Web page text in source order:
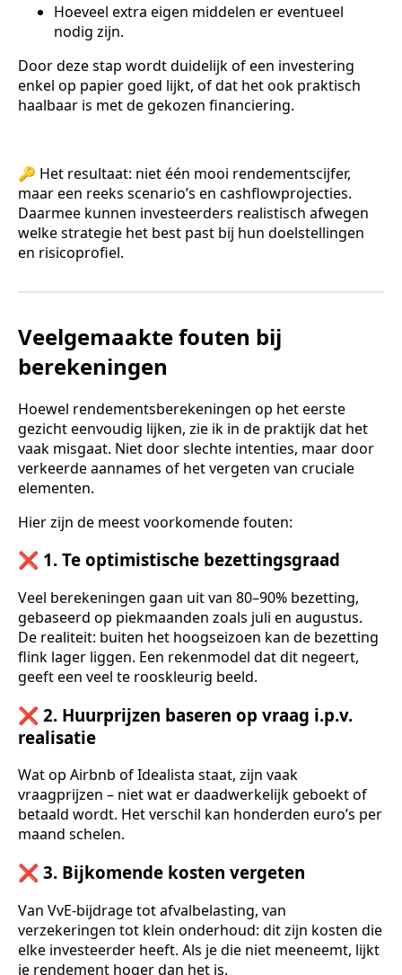
Hoeveel extra eigen middelen er eventueel
nodig zijn.
Door deze stap wordt duidelijk of een investering
enkel op papier goed lijkt, of dat het ook praktisch
haalbaar is met de gekozen financiering.
🔑 Het resultaat: niet één mooi rendementscijfer,
maar een reeks scenario’s en cashflowprojecties.
Daarmee kunnen investeerders realistisch afwegen
welke strategie het best past bij hun doelstellingen
en risicoprofiel.
Veelgemaakte fouten bij
berekeningen
Hoewel rendementsberekeningen op het eerste
gezicht eenvoudig lijken, zie ik in de praktijk dat het
vaak misgaat. Niet door slechte intenties, maar door
verkeerde aannames of het vergeten van cruciale
elementen.
Hier zijn de meest voorkomende fouten:
❌ 1. Te optimistische bezettingsgraad
Veel berekeningen gaan uit van 80–90% bezetting,
gebaseerd op piekmaanden zoals juli en augustus.
De realiteit: buiten het hoogseizoen kan de bezetting
flink lager liggen. Een rekenmodel dat dit negeert,
geeft een veel te rooskleurig beeld.
❌ 2. Huurprijzen baseren op vraag i.p.v.
realisatie
Wat op Airbnb of Idealista staat, zijn vaak
vraagprijzen – niet wat er daadwerkelijk geboekt of
betaald wordt. Het verschil kan honderden euro’s per
maand schelen.
❌ 3. Bijkomende kosten vergeten
Van VvE-bijdrage tot afvalbelasting, van
verzekeringen tot klein onderhoud: dit zijn kosten die
elke investeerder heeft. Als je die niet meeneemt, lijkt
je rendement hoger dan het is.